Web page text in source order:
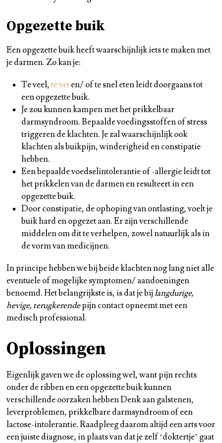
Opgezette buik
Een opgezette buik heeft waarschijnlijk iets te maken met
je darmen. Zo kan je:
Te veel,te veten/ of te snel eten leidt doorgaans tot
een opgezette buik.
Je zou kunnen kampen met het prikkelbaar
darmsyndroom. Bepaalde voedingsstoffen of stress
triggeren de klachten. Je zal waarschijnlijk ook
klachten als buikpijn, winderigheid en constipatie
hebben.
Een bepaalde voedselintolerantie of -allergie leidt tot
het prikkelen van de darmen en resulteert in een
opgezette buik.
Door constipatie, de ophoping van ontlasting, voelt je
buik hard en opgezet aan. Er zijn verschillende
middelen om dit te verhelpen, zowel natuurlijk als in
de vorm van medicijnen.
In principe hebben we bij beide klachten nog lang niet alle
eventuele of mogelijke symptomen/ aandoeningen
benoemd. Het belangrijkste is, is dat je bijlangdurige,
hevige, terugkerendepijn contact opneemt met een
medisch professional.
Oplossingen
Eigenlijk gaven we de oplossing wel, want pijn rechts
onder de ribben en een opgezette buik kunnen
verschillende oorzaken hebben Denk aan galstenen,
leverproblemen, prikkelbare darmsyndroom of een
lactose-intolerantie. Raadpleeg daarom altijd een arts voor
een juiste diagnose, in plaats van dat je zelf ‘doktertje’ gaat